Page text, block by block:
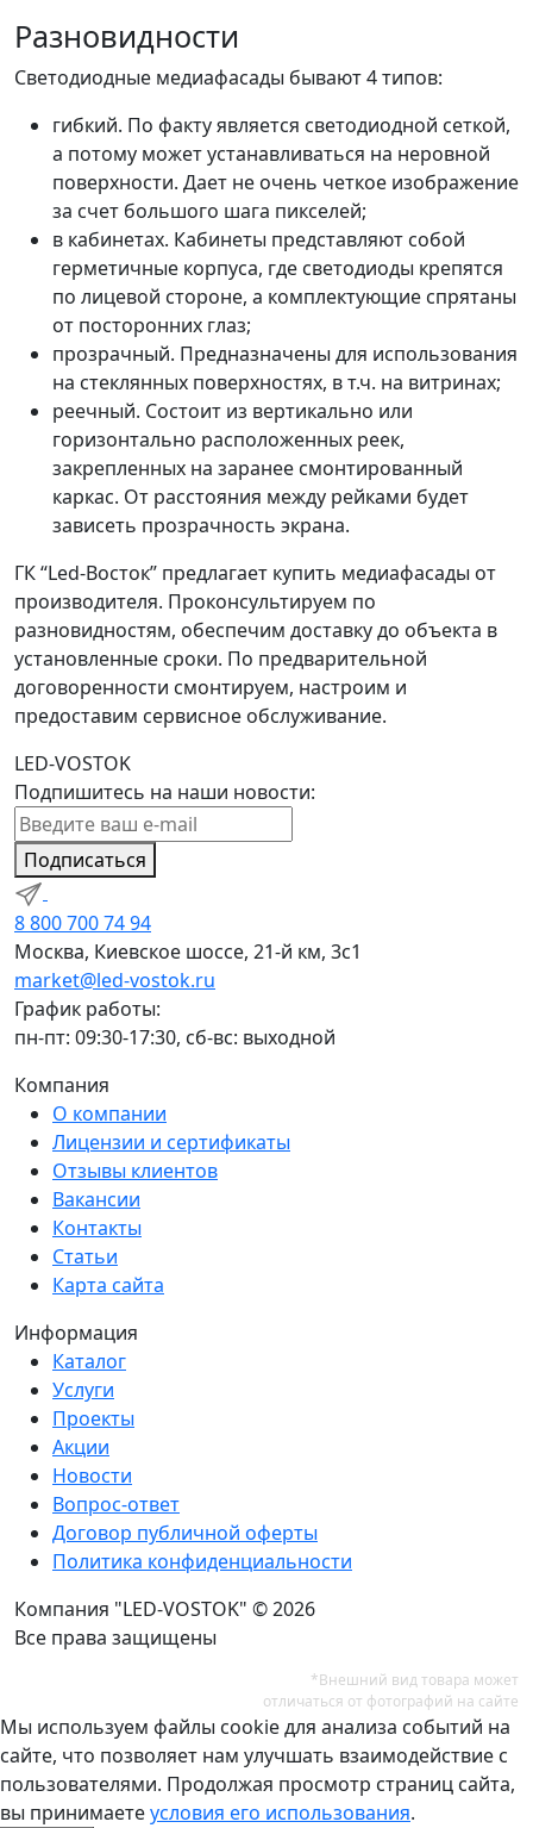
Разновидности
Светодиодные медиафасады бывают 4 типов:
гибкий. По факту является светодиодной сеткой,
а потому может устанавливаться на неровной
поверхности. Дает не очень четкое изображение
за счет большого шага пикселей;
в кабинетах. Кабинеты представляют собой
герметичные корпуса, где светодиоды крепятся
по лицевой стороне, а комплектующие спрятаны
от посторонних глаз;
прозрачный. Предназначены для использования
на стеклянных поверхностях, в т.ч. на витринах;
реечный. Состоит из вертикально или
горизонтально расположенных реек,
закрепленных на заранее смонтированный
каркас. От расстояния между рейками будет
зависеть прозрачность экрана.
ГК “Led-Восток” предлагает купить медиафасады от
производителя. Проконсультируем по
разновидностям, обеспечим доставку до объекта в
установленные сроки. По предварительной
договоренности смонтируем, настроим и
предоставим сервисное обслуживание.
LED-VOSTOK
Подпишитесь на наши новости:
Подписаться
8 800 700 74 94
Москва, Киевское шоссе, 21-й км, 3с1
market@led-vostok.ru
График работы:
пн-пт: 09:30-17:30, сб-вс: выходной
Компания
О компании
Лицензии и сертификаты
Отзывы клиентов
Вакансии
Контакты
Статьи
Карта сайта
Информация
Каталог
Услуги
Проекты
Акции
Новости
Вопрос-ответ
Договор публичной оферты
Политика конфиденциальности
Компания "LED-VOSTOK" © 2026
Все права защищены
*Внешний вид товара может
отличаться от фотографий на сайте
Мы используем файлы cookie для анализа событий на
сайте, что позволяет нам улучшать взаимодействие с
пользователями. Продолжая просмотр страниц сайта,
вы принимаетеусловия его использования.